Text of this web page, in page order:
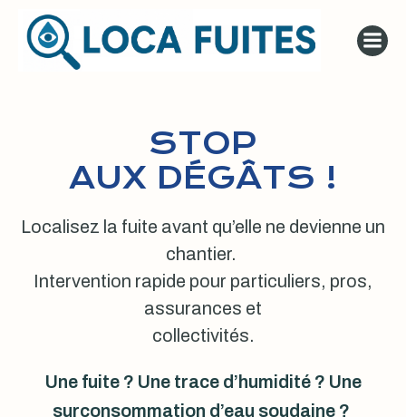
au
contenu
STOP
AUX DÉGÂTS !
Localisez la fuite avant qu’elle ne devienne un
chantier.
Intervention rapide pour particuliers, pros,
assurances et
collectivités.
Une fuite ? Une trace d’humidité ? Une
surconsommation d’eau soudaine ?